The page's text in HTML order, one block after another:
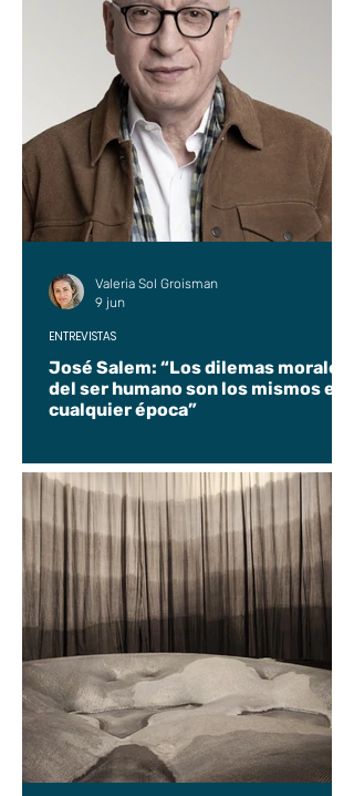
José Salem: “Los dilemas morales
del ser humano son los mismos en
cualquier época”
ENTREVISTAS
Valeria Sol Groisman
9 jun